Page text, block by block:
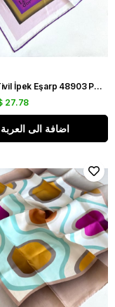
Levidor Tivil İpek Eşarp 48903 Pembe Karışık Desen
27.78
اضافة الى العربة